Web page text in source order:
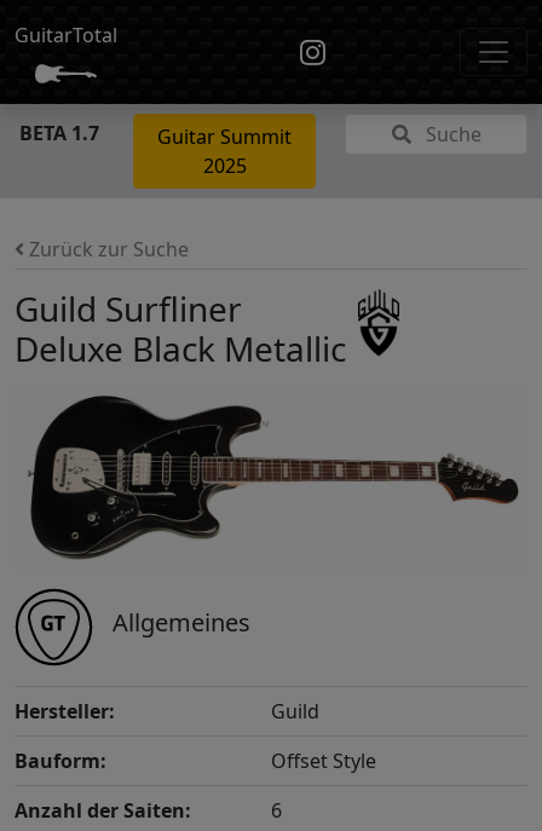
GuitarTotal
BETA 1.7
Guitar Summit
2025
Suche
Zurück zur Suche
Guild Surfliner
Deluxe Black Metallic
Allgemeines
Hersteller:
Guild
Bauform:
Offset Style
Anzahl der Saiten:
6